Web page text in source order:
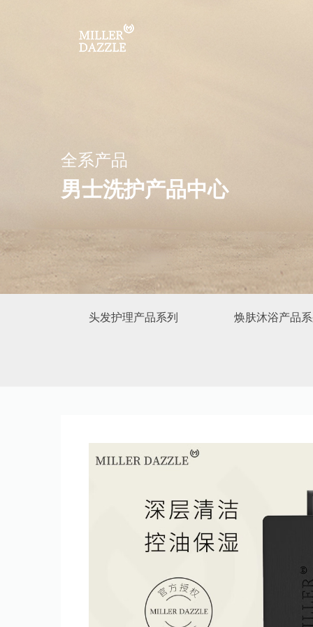
全系产品
男士洗护产品中心
头发护理产品系列 焕肤沐浴产品